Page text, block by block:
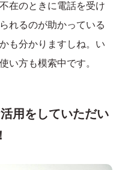
在のときに電話を受け
れるのが助かっている
も分かりますしね。い
い方も模索中です。
用をしていただい